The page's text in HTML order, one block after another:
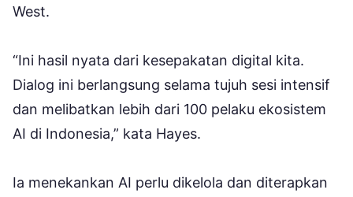
West.
“Ini hasil nyata dari kesepakatan digital kita.
Dialog ini berlangsung selama tujuh sesi intensif
dan melibatkan lebih dari 100 pelaku ekosistem
AI di Indonesia,” kata Hayes.
Ia menekankan AI perlu dikelola dan diterapkan